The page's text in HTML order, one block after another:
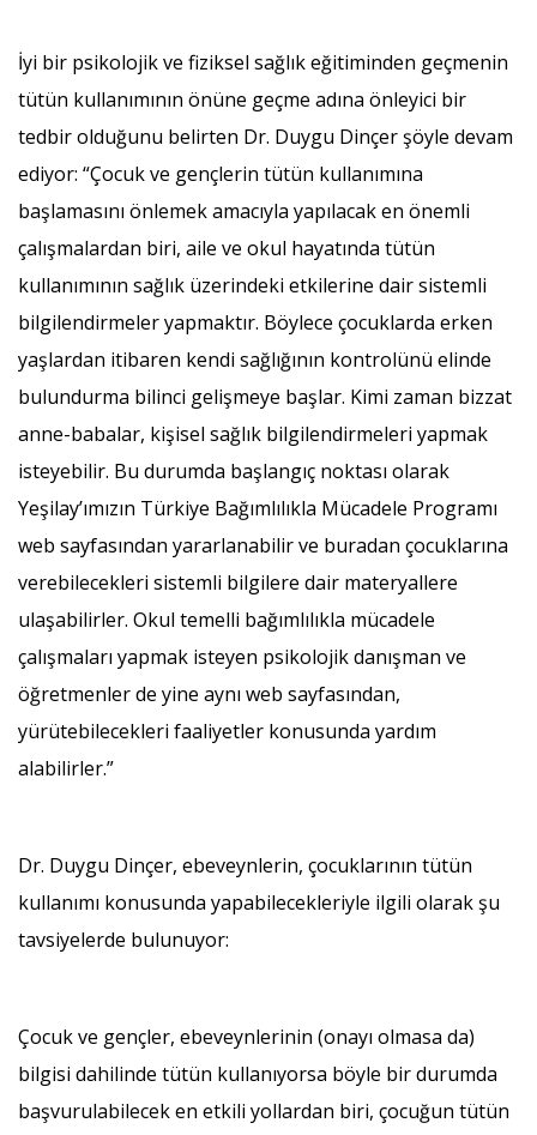
İyi bir psikolojik ve fiziksel sağlık eğitiminden geçmenin
tütün kullanımının önüne geçme adına önleyici bir
tedbir olduğunu belirten Dr. Duygu Dinçer şöyle devam
ediyor: “Çocuk ve gençlerin tütün kullanımına
başlamasını önlemek amacıyla yapılacak en önemli
çalışmalardan biri, aile ve okul hayatında tütün
kullanımının sağlık üzerindeki etkilerine dair sistemli
bilgilendirmeler yapmaktır. Böylece çocuklarda erken
yaşlardan itibaren kendi sağlığının kontrolünü elinde
bulundurma bilinci gelişmeye başlar. Kimi zaman bizzat
anne-babalar, kişisel sağlık bilgilendirmeleri yapmak
isteyebilir. Bu durumda başlangıç noktası olarak
Yeşilay’ımızın Türkiye Bağımlılıkla Mücadele Programı
web sayfasından yararlanabilir ve buradan çocuklarına
verebilecekleri sistemli bilgilere dair materyallere
ulaşabilirler. Okul temelli bağımlılıkla mücadele
çalışmaları yapmak isteyen psikolojik danışman ve
öğretmenler de yine aynı web sayfasından,
yürütebilecekleri faaliyetler konusunda yardım
alabilirler.”
Dr. Duygu Dinçer, ebeveynlerin, çocuklarının tütün
kullanımı konusunda yapabilecekleriyle ilgili olarak şu
tavsiyelerde bulunuyor:
Çocuk ve gençler, ebeveynlerinin (onayı olmasa da)
bilgisi dahilinde tütün kullanıyorsa böyle bir durumda
başvurulabilecek en etkili yollardan biri, çocuğun tütün